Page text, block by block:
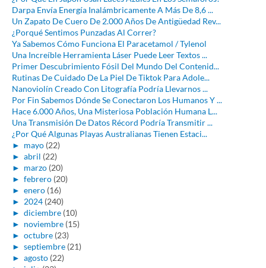
Darpa Envía Energía Inalámbricamente A Más De 8,6 ...
Un Zapato De Cuero De 2.000 Años De Antigüedad Rev...
¿Porqué Sentimos Punzadas Al Correr?
Ya Sabemos Cómo Funciona El Paracetamol / Tylenol
Una Increíble Herramienta Láser Puede Leer Textos ...
Primer Descubrimiento Fósil Del Mundo Del Contenid...
Rutinas De Cuidado De La Piel De Tiktok Para Adole...
Nanoviolín Creado Con Litografía Podría Llevarnos ...
Por Fin Sabemos Dónde Se Conectaron Los Humanos Y ...
Hace 6.000 Años, Una Misteriosa Población Humana L...
Una Transmisión De Datos Récord Podría Transmitir ...
¿Por Qué Algunas Playas Australianas Tienen Estaci...
► mayo (22)
► abril (22)
► marzo (20)
► febrero (20)
► enero (16)
► 2024 (240)
► diciembre (10)
► noviembre (15)
► octubre (23)
► septiembre (21)
► agosto (22)